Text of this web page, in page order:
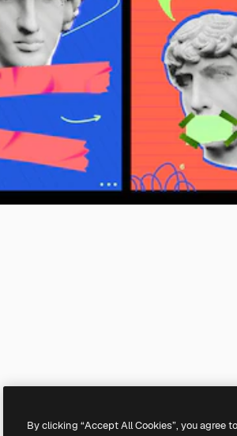
By clicking “Accept All Cookies”, you agree